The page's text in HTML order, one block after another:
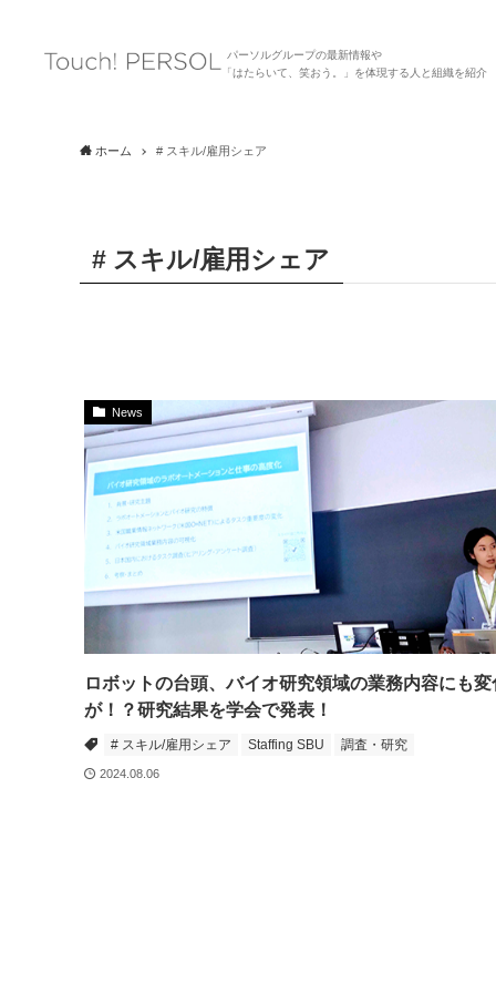
パーソルグループの最新情報や
「はたらいて、笑おう。」を体現する人と組織を紹介
ホーム # スキル/雇用シェア
# スキル/雇用シェア
News
ロボットの台頭、バイオ研究領域の業務内容にも変
が！？研究結果を学会で発表！
# スキル/雇用シェア Staffing SBU 調査・研究
2024.08.06